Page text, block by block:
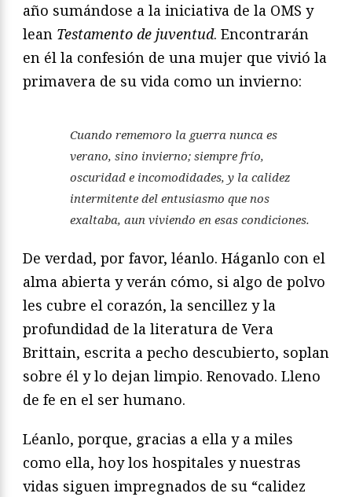
año sumándose a la iniciativa de la OMS y
lean Testamento de juventud. Encontrarán
en él la confesión de una mujer que vivió la
primavera de su vida como un invierno:
Cuando rememoro la guerra nunca es
verano, sino invierno; siempre frío,
oscuridad e incomodidades, y la calidez
intermitente del entusiasmo que nos
exaltaba, aun viviendo en esas condiciones.
De verdad, por favor, léanlo. Háganlo con el
alma abierta y verán cómo, si algo de polvo
les cubre el corazón, la sencillez y la
profundidad de la literatura de Vera
Brittain, escrita a pecho descubierto, soplan
sobre él y lo dejan limpio. Renovado. Lleno
de fe en el ser humano.
Léanlo, porque, gracias a ella y a miles
como ella, hoy los hospitales y nuestras
vidas siguen impregnados de su “calidez